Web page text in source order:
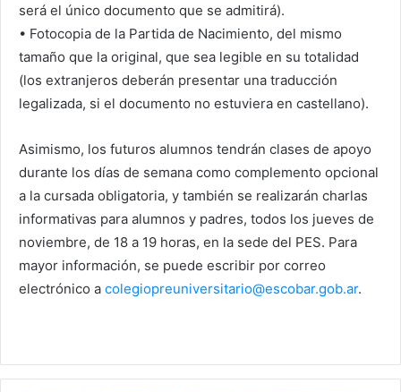
será el único documento que se admitirá).
• Fotocopia de la Partida de Nacimiento, del mismo
tamaño que la original, que sea legible en su totalidad
(los extranjeros deberán presentar una traducción
legalizada, si el documento no estuviera en castellano).
Asimismo, los futuros alumnos tendrán clases de apoyo
durante los días de semana como complemento opcional
a la cursada obligatoria, y también se realizarán charlas
informativas para alumnos y padres, todos los jueves de
noviembre, de 18 a 19 horas, en la sede del PES. Para
mayor información, se puede escribir por correo
electrónico a colegiopreuniversitario@escobar.gob.ar.